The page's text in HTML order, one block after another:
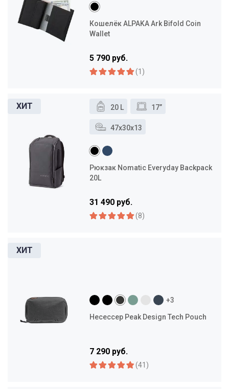
Кошелёк ALPAKA Ark Bifold Coin
Wallet
5 790 руб.
(1)
20 L 17”
47x30x13
Рюкзак Nomatic Everyday Backpack
20L
31 490 руб.
(8)
+3
Несессер Peak Design Tech Pouch
7 290 руб.
(41)